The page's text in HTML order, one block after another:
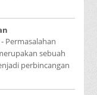
Permasalahan
sebuah
perbincangan